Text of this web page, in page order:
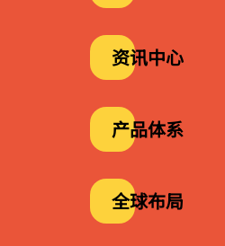
资讯中心
产品体系
全球布局